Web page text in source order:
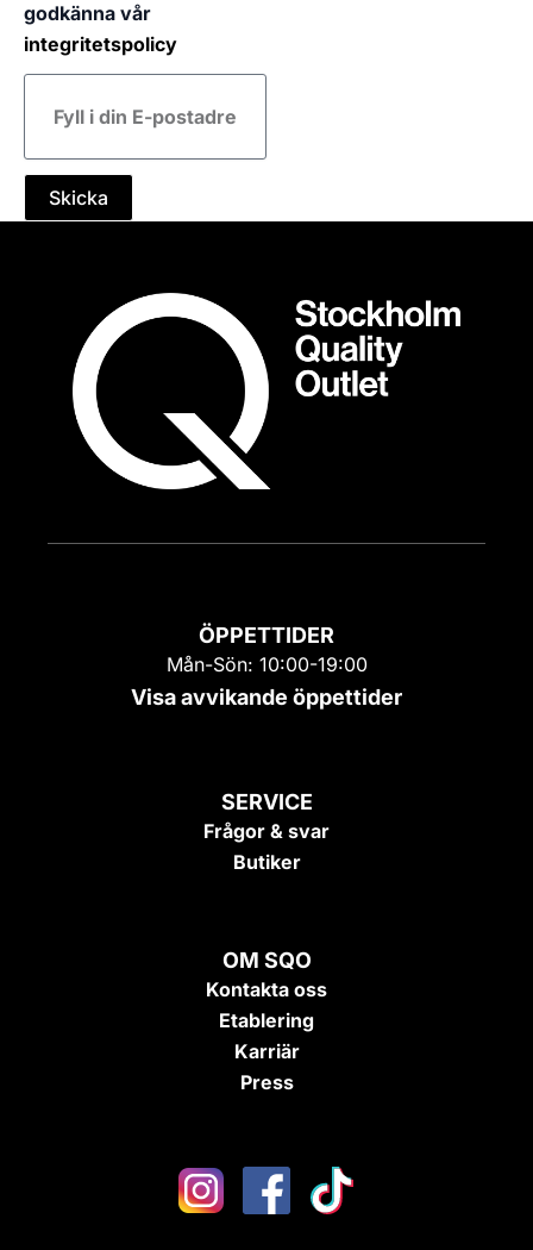
godkänna vår
integritetspolicy
E-
post
Skicka
ÖPPETTIDER
Mån-Sön: 10:00-19:00
Visa avvikande öppettider
SERVICE
Frågor & svar
Butiker
OM SQO
Kontakta oss
Etablering
Karriär
Press